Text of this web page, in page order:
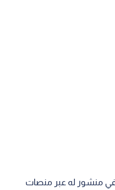
في منشور له عبر منصات